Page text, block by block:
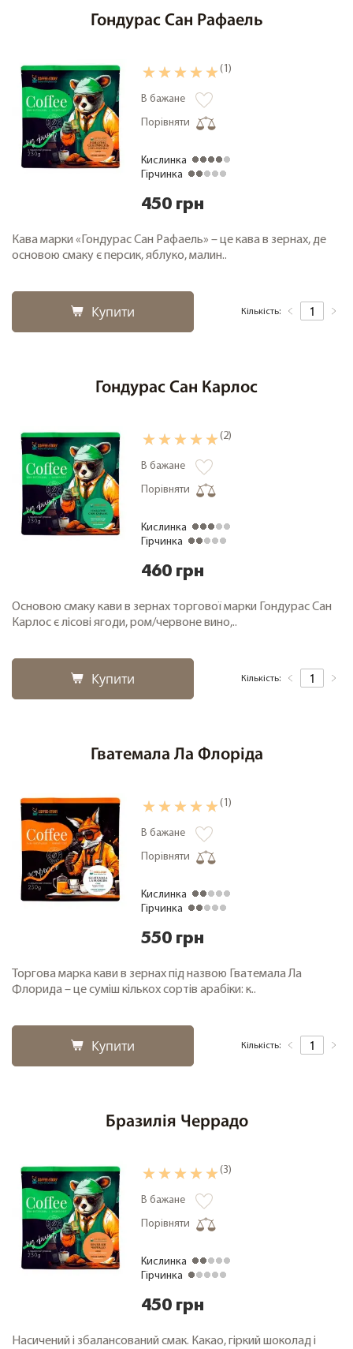
Гондурас Сан Рафаель
(1)
В бажане
Порівняти
Кислинка
Гірчинка
450 грн
Кава марки «Гондурас Сан Рафаель» – це кава в зернах, де
основою смаку є персик, яблуко, малин..
Купити Кількість:
Гондурас Сан Карлос
(2)
В бажане
Порівняти
Кислинка
Гірчинка
460 грн
Основою смаку кави в зернах торгової марки Гондурас Сан
Карлос є лісові ягоди, ром/червоне вино,..
Купити Кількість:
Гватемала Ла Флоріда
(1)
В бажане
Порівняти
Кислинка
Гірчинка
550 грн
Торгова марка кави в зернах під назвою Гватемала Ла
Флорида – це суміш кількох сортів арабіки: к..
Купити Кількість:
Бразилія Черрадо
(3)
В бажане
Порівняти
Кислинка
Гірчинка
450 грн
Насичений і збалансований смак. Какао, гіркий шоколад і